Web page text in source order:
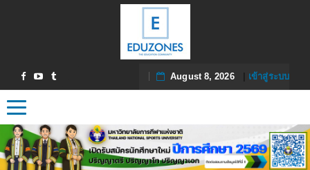
August 8, 2026| เข้าสู่ระบบ
Toggle navigation